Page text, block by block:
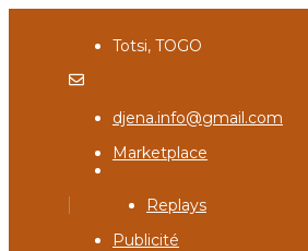
Totsi, TOGO
djena.info@gmail.com
Marketplace
Replays
Publicité